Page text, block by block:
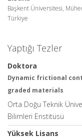
Başkent Üniversitesi,
Türkiye
Yaptığı Tezler
Doktora
Dynamic frictional
graded materials
Orta Doğu Teknik
Bilimleri Enstitüsü
Yüksek Lisans